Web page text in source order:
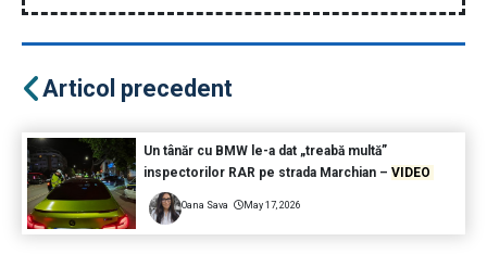
Articol precedent
Un tânăr cu BMW le-a dat „treabă multă”
inspectorilor RAR pe strada Marchian – VIDEO
Oana Sava May 17, 2026